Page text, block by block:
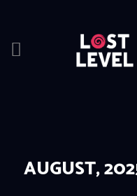
EVENTS
AUGUST,